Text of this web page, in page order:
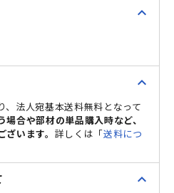
expand_less
expand_less
、法人宛基本送料無料となって
場合や部材の単品購入時など、
います。 詳しくは「送料につ
expand_less